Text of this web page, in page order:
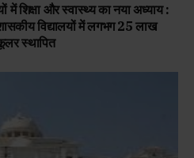
में शिक्षा और स्वास्थ्य का नया अध्याय :
विद्यालयों में लगभग 25 लाख
स्थापित